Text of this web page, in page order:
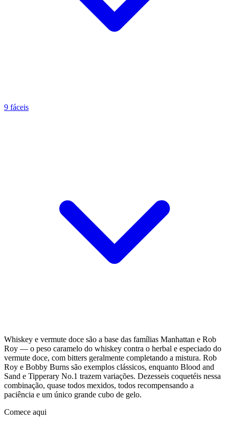
9 fáceis
Whiskey e vermute doce são a base das famílias Manhattan e Rob
Roy — o peso caramelo do whiskey contra o herbal e especiado do
vermute doce, com bitters geralmente completando a mistura. Rob
Roy e Bobby Burns são exemplos clássicos, enquanto Blood and
Sand e Tipperary No.1 trazem variações. Dezesseis coquetéis nessa
combinação, quase todos mexidos, todos recompensando a
paciência e um único grande cubo de gelo.
Comece aqui